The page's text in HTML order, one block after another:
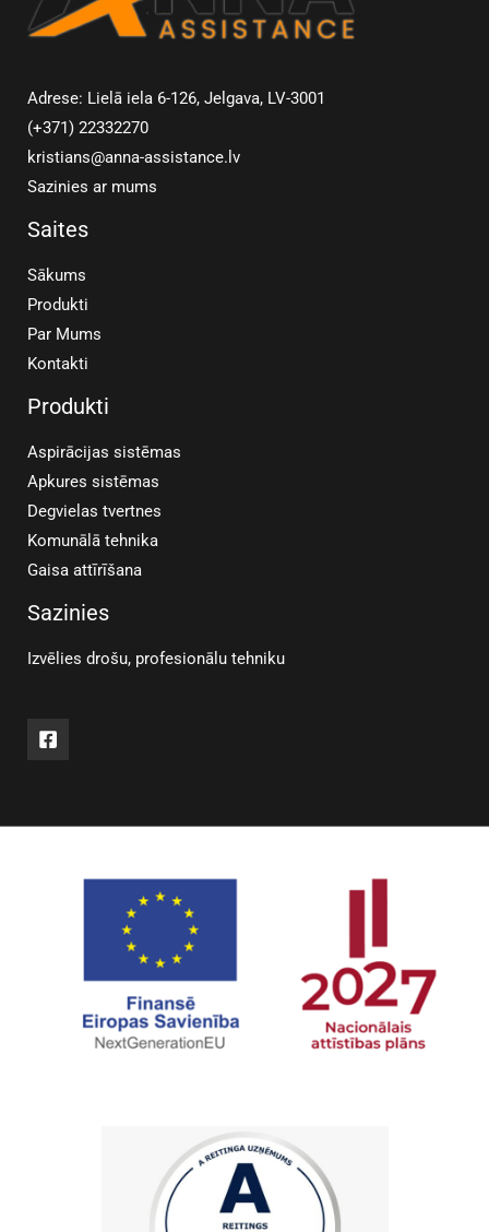
Adrese: Lielā iela 6-126, Jelgava, LV-3001
(+371) 22332270
kristians@anna-assistance.lv
Sazinies ar mums
Saites
Sākums
Produkti
Par Mums
Kontakti
Produkti
Aspirācijas sistēmas
Apkures sistēmas
Degvielas tvertnes
Komunālā tehnika
Gaisa attīrīšana
Sazinies
Izvēlies drošu, profesionālu tehniku